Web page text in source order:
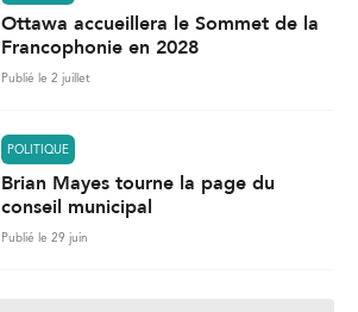
Ottawa accueillera le Sommet de la
Francophonie en 2028
Publié le 2 juillet
POLITIQUE
Brian Mayes tourne la page du
conseil municipal
Publié le 29 juin